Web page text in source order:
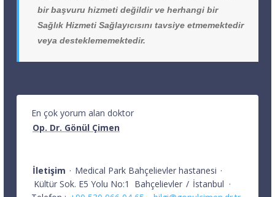
bir başvuru hizmeti değildir ve herhangi bir
Sağlık Hizmeti Sağlayıcısını tavsiye etmemektedir
veya desteklememektedir.
En çok yorum alan doktor
Op. Dr. Gönül Çimen
İletişim · Medical Park Bahçelievler hastanesi ·
Kültür Sok. E5 Yolu No:1
Bahçelievler / İstanbul ·